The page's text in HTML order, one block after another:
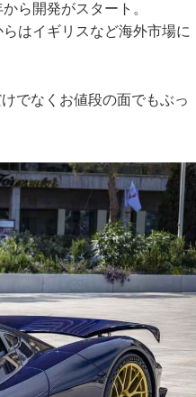
ら開発がスタート。
はイギリスなど海外市場に
でなくお値段の面でもぶっ